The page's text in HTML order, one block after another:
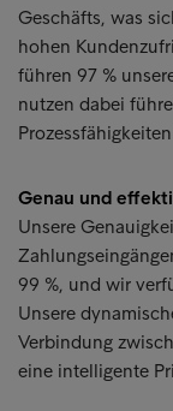
Geschäfts, was
hohen
führen 97 %
nutzen dabei
Genau und
Unsere
99 %, und wir
Unsere
Verbindung
eine intelligente